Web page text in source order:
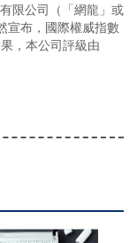
限公司（「網龍」或
宣布，國際權威指數
，本公司評級由